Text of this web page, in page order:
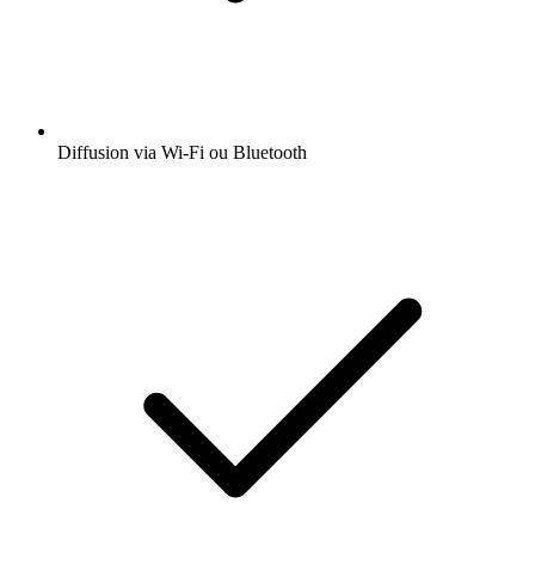
Diffusion via Wi-Fi ou Bluetooth